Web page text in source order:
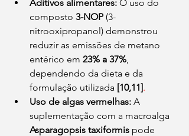
Aditivos alimentares: O uso do
composto 3-NOP (3-
nitrooxipropanol) demonstrou
reduzir as emissões de metano
entérico em 23% a 37%,
dependendo da dieta e da
formulação utilizada [10,11].
Uso de algas vermelhas: A
suplementação com a macroalga
Asparagopsis taxiformis pode